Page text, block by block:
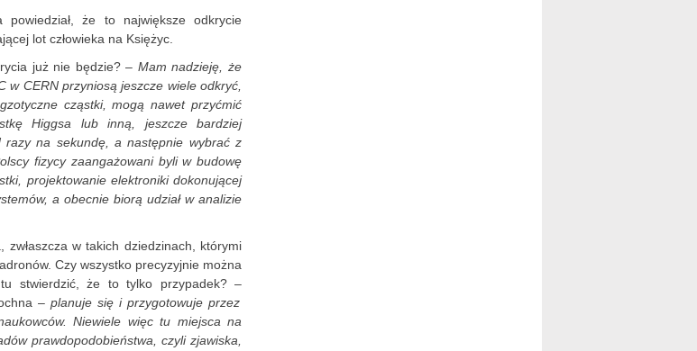
że to największe odkrycie
lot człowieka na Księżyc.
już nie będzie? – Mam nadzieję, że
w CERN przyniosą jeszcze wiele odkryć,
cząstki, mogą nawet przyćmić
Higgsa lub inną, jeszcze bardziej
razy na sekundę, a następnie wybrać z
fizycy zaangażowani byli w budowę
projektowanie elektroniki dokonującej
a obecnie biorą udział w analizie
w takich dziedzinach, którymi
Czy wszystko precyzyjnie można
stwierdzić, że to tylko przypadek? –
– planuje się i przygotowuje przez
Niewiele więc tu miejsca na
prawdopodobieństwa, czyli zjawiska,